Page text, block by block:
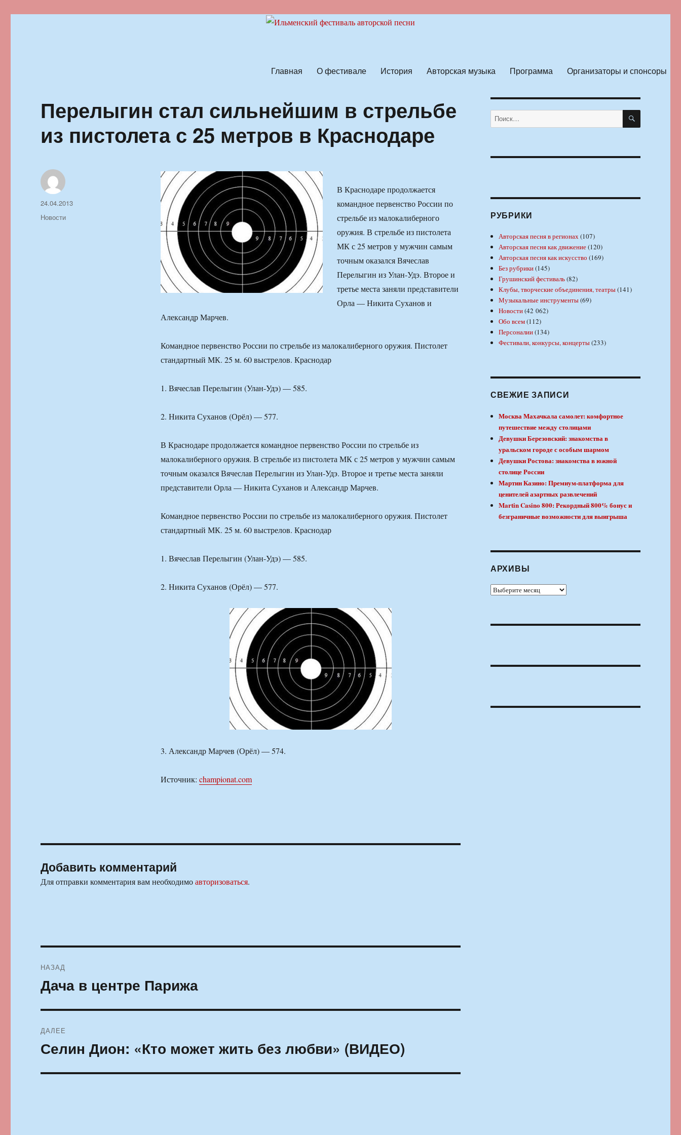
Главная О фестивале История Авторская музыка Программа Организаторы и спонсоры
Перелыгин стал сильнейшим в стрельбе
из пистолета с 25 метров в Краснодаре
В Краснодаре продолжается
командное первенство России по
стрельбе из малокалиберного
оружия. В стрельбе из пистолета
МК с 25 метров у мужчин самым
точным оказался Вячеслав
Перелыгин из Улан-Удэ. Второе и
третье места заняли представители
Орла — Никита Суханов и
Александр Марчев.
Командное первенство России по стрельбе из малокалиберного оружия. Пистолет
стандартный МК. 25 м. 60 выстрелов. Краснодар
1. Вячеслав Перелыгин (Улан-Удэ) — 585.
2. Никита Суханов (Орёл) — 577.
В Краснодаре продолжается командное первенство России по стрельбе из
малокалиберного оружия. В стрельбе из пистолета МК с 25 метров у мужчин самым
точным оказался Вячеслав Перелыгин из Улан-Удэ. Второе и третье места заняли
представители Орла — Никита Суханов и Александр Марчев.
Командное первенство России по стрельбе из малокалиберного оружия. Пистолет
стандартный МК. 25 м. 60 выстрелов. Краснодар
1. Вячеслав Перелыгин (Улан-Удэ) — 585.
2. Никита Суханов (Орёл) — 577.
3. Александр Марчев (Орёл) — 574.
Источник: championat.com
Автор
Опубликовано
24.04.2013
Рубрики
Новости
Добавить комментарий
Для отправки комментария вам необходимоавторизоваться.
по
НАЗАД
Предыдущая
запись:
Дача в центре Парижа
ДАЛЕЕ
Следующая
Селин Дион: «Кто может жить без любви» (ВИДЕО)
Искать: ПОИСК
РУБРИКИ
Авторская песня в регионах(107)
Авторская песня как движение(120)
Авторская песня как искусство (169)
Без рубрики(145)
Грушинский фестиваль(82)
Клубы, творческие объединения, театры(141)
Музыкальные инструменты(69)
Новости(42 062)
Обо всем(112)
Персоналии(134)
Фестивали, конкурсы, концерты(233)
СВЕЖИЕ ЗАПИСИ
Москва Махачкала самолет: комфортное
путешествие между столицами
Девушки Березовский: знакомства в
уральском городе с особым шармом
Девушки Ростова: знакомства в южной
столице России
Мартин Казино: Премиум-платформа для
ценителей азартных развлечений
Martin Casino 800: Рекордный 800% бонус и
безграничные возможности для выигрыша
АРХИВЫ
Архивы